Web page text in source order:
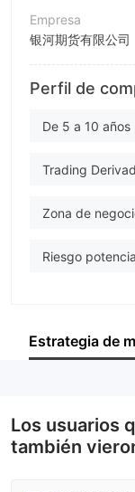
Empresa
银河期货有限公司
Abreviación
Galaxy Futures
Empleado de la
Perfil de
De 5 a 10 años
Trading
Zona de
Riesgo
Estrategia de
Los usuarios
también